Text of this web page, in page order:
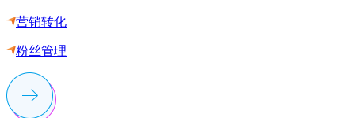
营销转化
粉丝管理